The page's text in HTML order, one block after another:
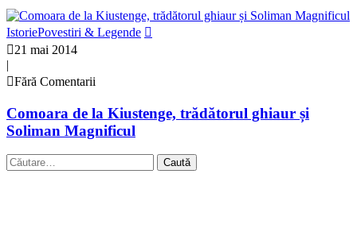
IstoriePovestiri & Legende
21 mai 2014
|
Fără Comentarii
Comoara de la Kiustenge, trădătorul ghiaur și
Soliman Magnificul
Caută
după: